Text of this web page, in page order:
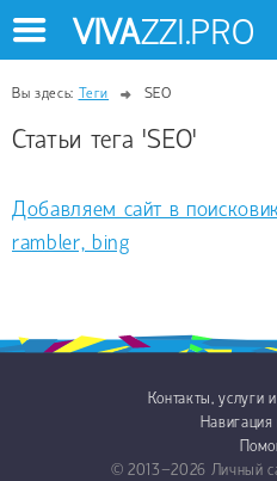
VIVAZZI.PRO
Вы здесь: Теги SEO
Статьи тега 'SEO'
Добавляем сайт в
rambler, bing
Контакты, услуги
Навигация
© 2013−2026 Личный